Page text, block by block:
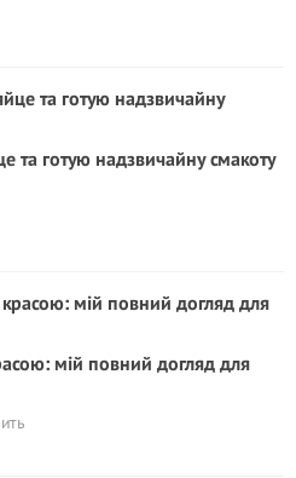
та готую надзвичайну смакоту
мій повний догляд для